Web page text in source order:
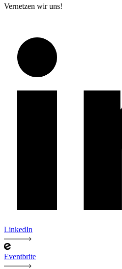
Vernetzen wir uns!
LinkedIn
Eventbrite